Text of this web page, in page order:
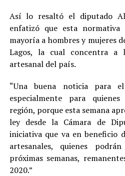
Así lo resaltó el diputado
enfatizó que esta
mayoría a hombres y mujeres
Lagos, la cual concentra a
artesanal del país.
“Una buena noticia para
especialmente para
región, porque esta semana
ley desde la Cámara de
iniciativa que va en beneficio
artesanales, quienes
próximas semanas,
2020.”